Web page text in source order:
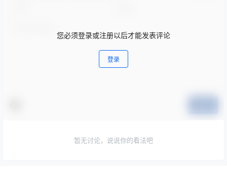
您必须登录或注册以后才能发表评论
登录
暂无讨论，说说你的看法吧